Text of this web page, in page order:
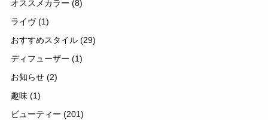
オススメカラー (8)
ライヴ(1)
おすすめスタイル (29)
ディフューザー (1)
お知らせ (2)
趣味 (1)
ビューティー (201)